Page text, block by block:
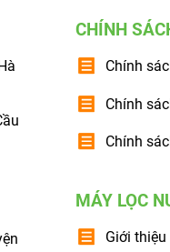
CHÍNH
Chính
Chính
Chính
MÁY LỌC
Giới